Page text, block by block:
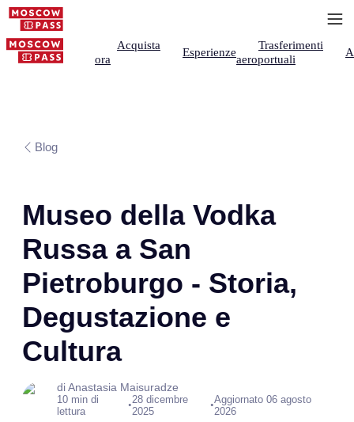
Acquista
ora
Esperienze
Trasferimenti
aeroportuali
Blog
Museo della Vodka
Russa a San
Pietroburgo - Storia,
Degustazione e
Cultura
di Anastasia Maisuradze
10 min di
lettura
•28 dicembre
2025
•Aggiornato 06 agosto
2026